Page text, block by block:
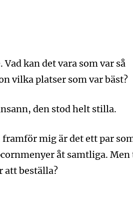
kan det vara som var så
vilka platser som var bäst?
den stod helt stilla.
mig är det ett par
åt samtliga.
att beställa?